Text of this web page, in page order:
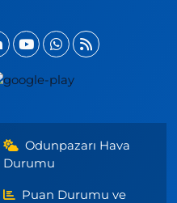
Odunpazarı Hava
Durumu
Puan Durumu ve